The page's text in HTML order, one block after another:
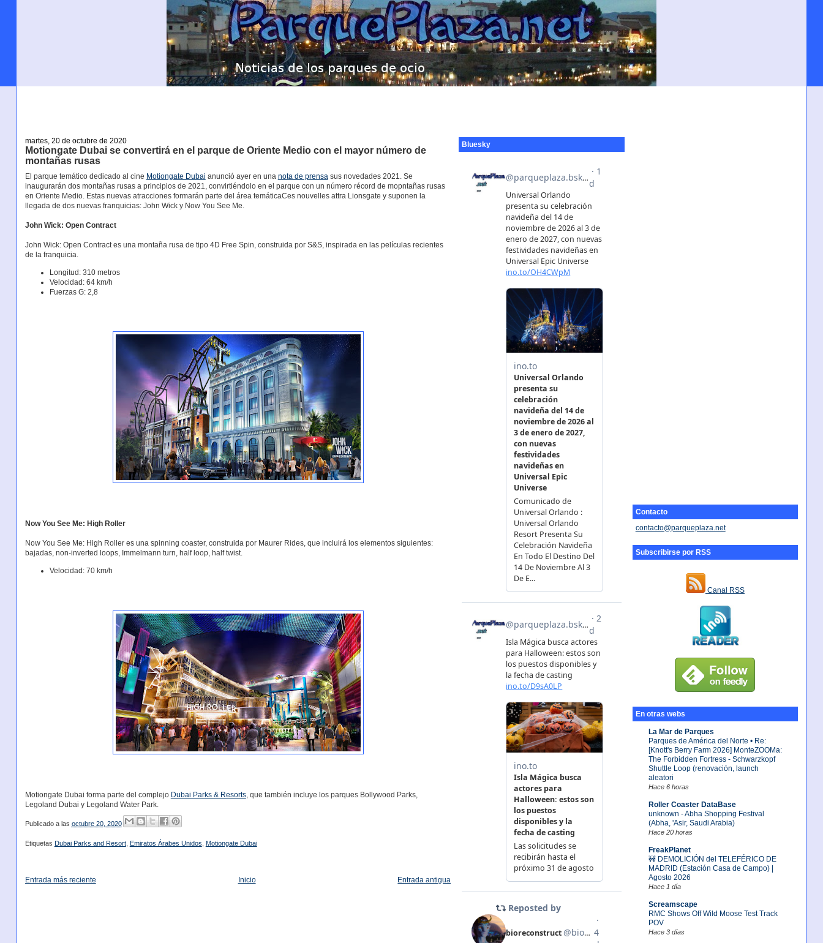
Contacto
contacto@parqueplaza.net
Subscribirse por RSS
Canal RSS
En otras webs
La Mar de Parques
Parques de América del Norte • Re:
[Knott's Berry Farm 2026] MonteZOOMa:
The Forbidden Fortress - Schwarzkopf
Shuttle Loop (renovación, launch
aleatori
Hace 6 horas
Roller Coaster DataBase
unknown - Abha Shopping Festival
(Abha, 'Asir, Saudi Arabia)
Hace 20 horas
FreakPlanet
🚧 DEMOLICIÓN del TELEFÉRICO DE
MADRID (Estación Casa de Campo) |
Agosto 2026
Hace 1 día
Screamscape
RMC Shows Off Wild Moose Test Track
POV
Hace 3 días
martes, 20 de octubre de 2020
Motiongate Dubai se convertirá en el parque de Oriente Medio con el mayor número de
montañas rusas
El parque temático dedicado al cine Motiongate Dubai anunció ayer en una nota de prensasus novedades 2021. Se
inaugurarán dos montañas rusas a principios de 2021, convirtiéndolo en el parque con un número récord de mopntañas rusas
en Oriente Medio. Estas nuevas atracciones formarán parte del área temáticaCes nouvelles attra Lionsgate y suponen la
llegada de dos nuevas franquicias: John Wick y Now You See Me.
John Wick: Open Contract
John Wick: Open Contract es una montaña rusa de tipo 4D Free Spin, construida por S&S, inspirada en las películas recientes
de la franquicia.
Longitud: 310 metros
Velocidad: 64 km/h
Fuerzas G: 2,8
Now You See Me: High Roller
Now You See Me: High Roller es una spinning coaster, construida por Maurer Rides, que incluirá los elementos siguientes:
bajadas, non-inverted loops, Immelmann turn, half loop, half twist.
Velocidad: 70 km/h
Motiongate Dubai forma parte del complejo Dubai Parks & Resorts, que también incluye los parques Bollywood Parks,
Legoland Dubai y Legoland Water Park.
Publicado a las octubre 20, 2020
Etiquetas Dubai Parks and Resort, Emiratos Árabes Unidos Motiongate Dubai
Entrada más reciente Entrada antigua
Inicio
Bluesky